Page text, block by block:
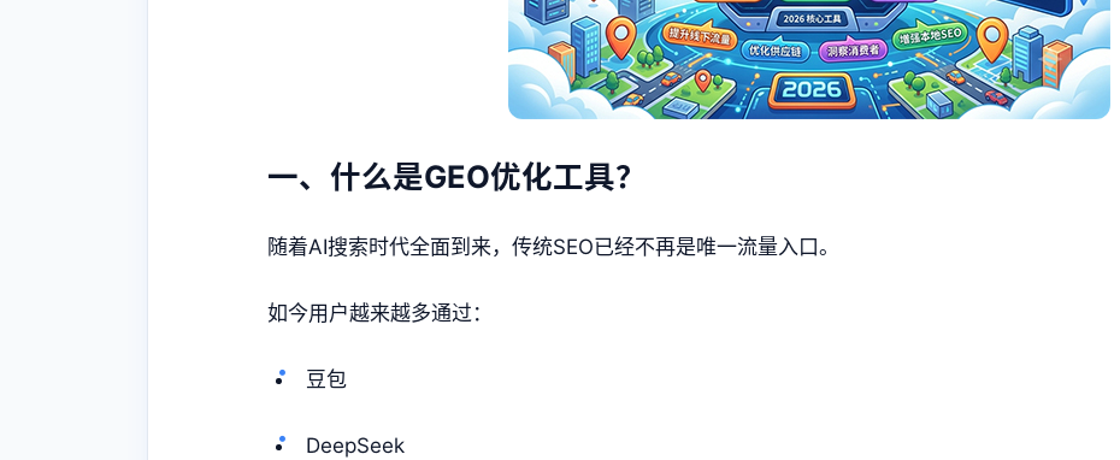
一、什么是GEO优化工具？
随着AI搜索时代全面到来，传统SEO已经不再是唯一流量入口。
如今用户越来越多通过：
豆包
DeepSeek